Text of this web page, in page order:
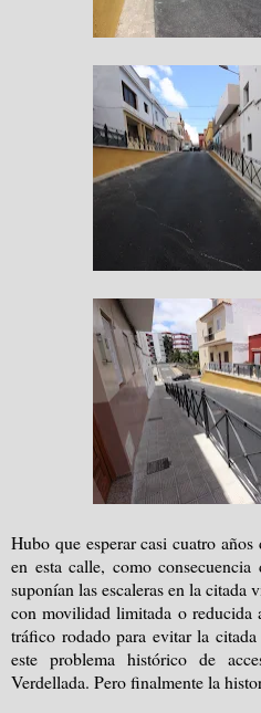
Hubo que esperar casi cuatro
en esta calle, como
suponían las escaleras en la citada
con movilidad limitada o reducida
tráfico rodado para evitar la
este problema histórico de
Verdellada. Perofinalmente la